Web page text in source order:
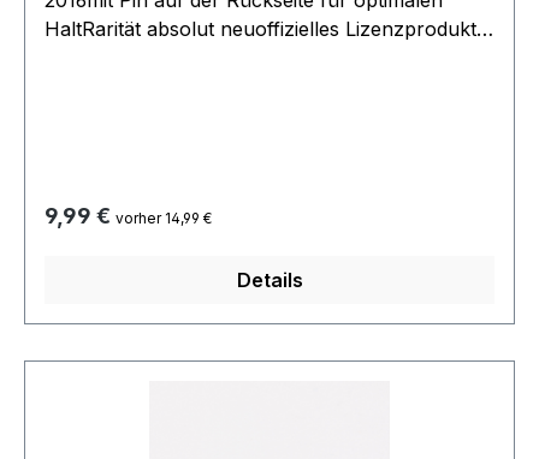
HaltRarität absolut neuoffizielles Lizenzprodukt
Regulärer Preis:
9,99 € vorher 14,99 €
Details